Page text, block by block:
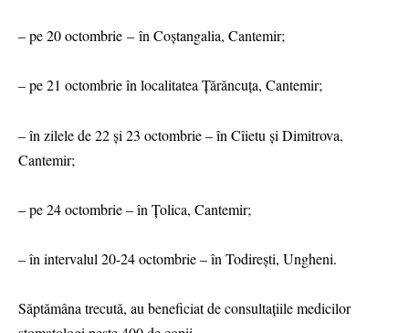
– pe 20 octombrie – în Coștangalia, Cantemir;
– pe 21 octombrie în localitatea Țărăncuța, Cantemir;
– în zilele de 22 și 23 octombrie – în Cîietu și Dimitrova,
Cantemir;
– pe 24 octombrie – în Țolica, Cantemir;
– în intervalul 20-24 octombrie – în Todirești, Ungheni.
Săptămâna trecută, au beneficiat de consultațiile medicilor